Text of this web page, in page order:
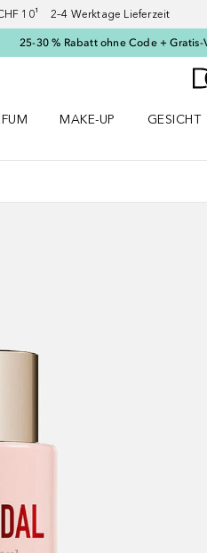
10¹ 2–4 Werktage Lieferzeit
25-30 % Rabatt ohne Code +
MAKE-UP
GESICHT